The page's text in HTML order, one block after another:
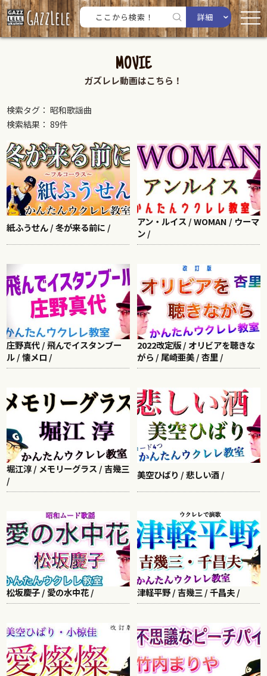
詳細
MOVIE
ガズレレ動画はこちら！
検索タグ： 昭和歌謡曲
検索結果： 89件
紙ふうせん / 冬が来る前に /
アン・ルイス / WOMAN / ウーマ
ン /
庄野真代 / 飛んでイスタンブー
ル / 懐メロ /
2022改定版 / オリビアを聴きな
がら / 尾崎亜美 / 杏里 /
堀江淳 / メモリーグラス / 吉幾三
/
美空ひばり / 悲しい酒 /
松坂慶子 / 愛の水中花 / 津軽平野 / 吉幾三 / 千昌夫 /